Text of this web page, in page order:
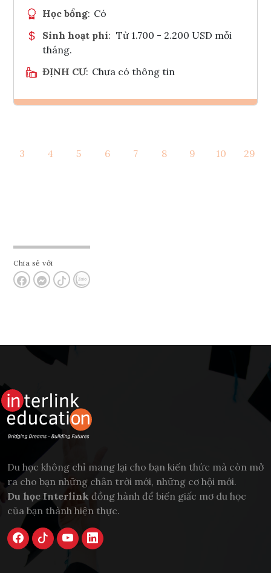
Học bổng: Có
Sinh hoạt phí: Từ 1.700 - 2.200 USD mỗi
tháng.
ĐỊNH CƯ: Chưa có thông tin
Tham vấn Interlink
3 4 5 6 7 8 9 10 29
Chia sẻ với
Du học không chỉ mang lại cho bạn kiến thức mà còn mở
ra cho bạn những chân trời mới, những cơ hội mới.
Du học Interlink đồng hành để biến giấc mơ du học
của bạn thành hiện thực.